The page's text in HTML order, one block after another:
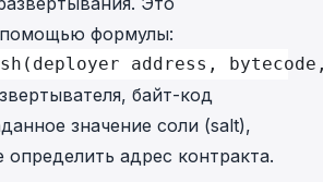
помощью формулы:
address,
байт-код
значение соли (salt),
адрес контракта.